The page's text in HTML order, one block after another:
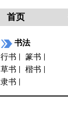
首页
书法
行书
篆书
草书
楷书
隶书